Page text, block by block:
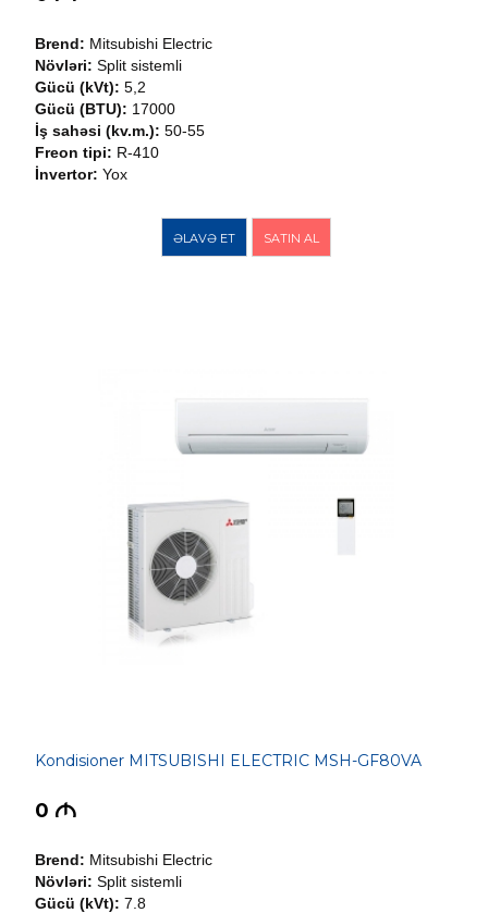
Brend: Mitsubishi Electric
Növləri: Split sistemli
Gücü (kVt): 5,2
Gücü (BTU): 17000
İş sahəsi (kv.m.): 50-55
Freon tipi: R-410
İnvertor: Yox
ƏLAVƏ ET SATIN AL
Kondisioner MITSUBISHI ELECTRIC MSH-GF80VA
0 M
Brend: Mitsubishi Electric
Növləri: Split sistemli
Gücü (kVt): 7.8